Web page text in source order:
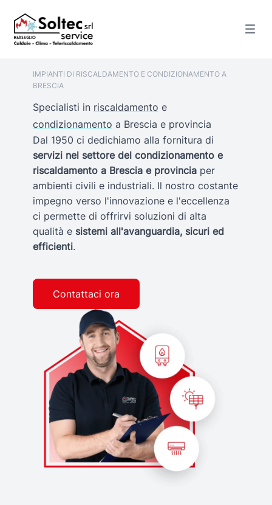
IMPIANTI DI RISCALDAMENTO E CONDIZIONAMENTO A
BRESCIA
Specialisti in riscaldamento e
condizionamento a Brescia e provincia
Dal 1950 ci dedichiamo alla fornitura di
servizi nel settore del condizionamento e
riscaldamento a Brescia e provincia per
ambienti civili e industriali. Il nostro costante
impegno verso l'innovazione e l'eccellenza
ci permette di offrirvi soluzioni di alta
qualità e sistemi all'avanguardia, sicuri ed
efficienti.
Contattaci ora